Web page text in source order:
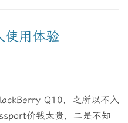
用体验
Q10，之所以不入
价钱太贵，二是不知